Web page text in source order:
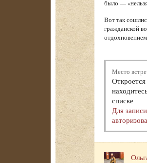
было —
Вот так
гражданской
Место
списке
Для